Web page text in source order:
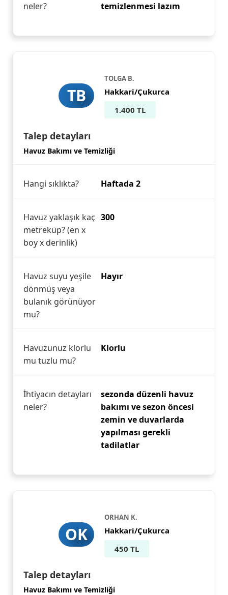
neler?
temizlenmesi lazım
TB
TOLGA B.
Hakkari/Çukurca
1.400 TL
Talep detayları
Havuz Bakımı ve Temizliği
Hangi sıklıkta? Haftada 2
Havuz yaklaşık kaç
metreküp? (en x
boy x derinlik)
300
Havuz suyu yeşile
dönmüş veya
bulanık görünüyor
mu?
Hayır
Havuzunuz klorlu
mu tuzlu mu?
Klorlu
İhtiyacın detayları
neler?
sezonda düzenli havuz
bakımı ve sezon öncesi
zemin ve duvarlarda
yapılması gerekli
tadilatlar
OK
ORHAN K.
Hakkari/Çukurca
450 TL
Talep detayları
Havuz Bakımı ve Temizliği